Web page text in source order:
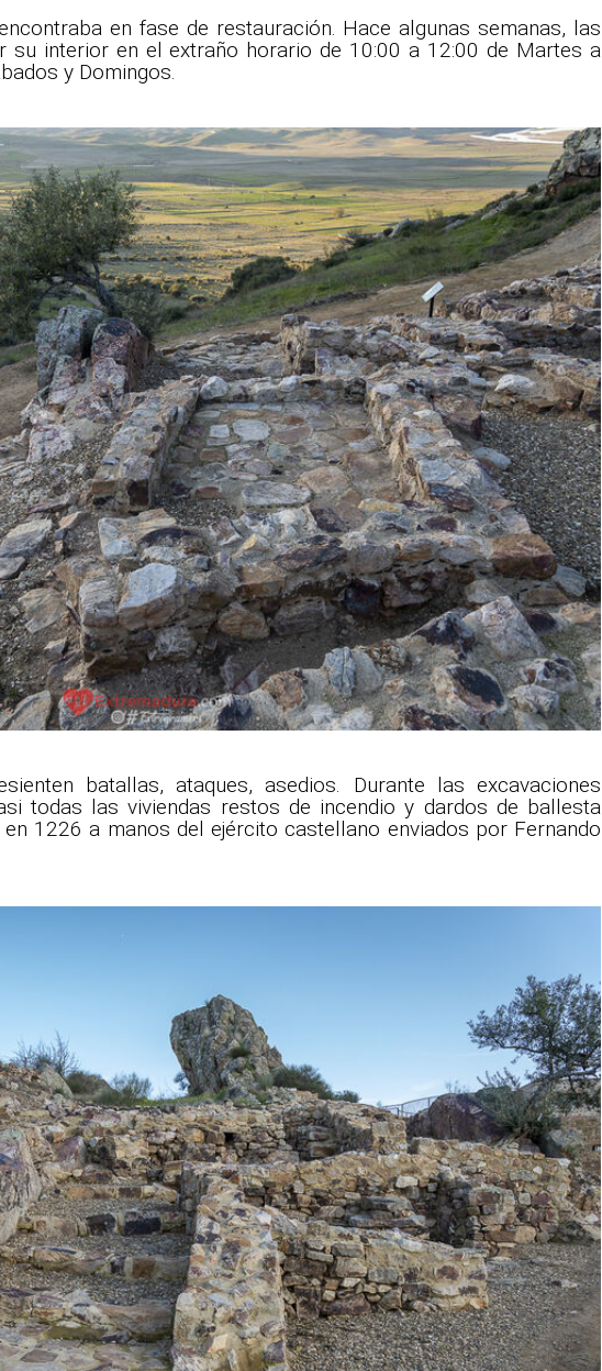
en fase de restauración. Hace algunas semanas, las
su interior en el extraño horario de 10:00 a 12:00 de Martes a
y Domingos.
batallas, ataques, asedios. Durante las excavaciones
todas las viviendas restos de incendio y dardos de ballesta
1226 a manos del ejército castellano enviados por Fernando